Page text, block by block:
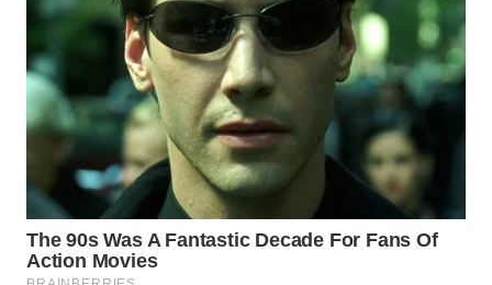
TV
WAHANANEWS
ID
WAHANANEWS
CO ID
WAHANANEWS
NET